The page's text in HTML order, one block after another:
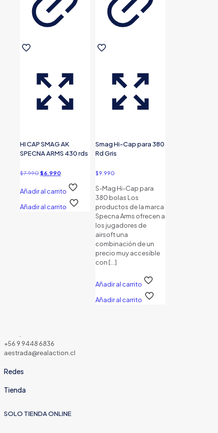
HI CAP SMAG AK
SPECNA ARMS 430 rds
$7.990 El
original
$7.990.
$6.990El
actual
$6.990.
Añadir al carrito
Añadir al carrito
Smag Hi-Cap para 380
Rd Gris
$9.990
S-Mag Hi-Cap para
380 bolas Los
productos de la marca
Specna Arms ofrecen a
los jugadores de
airsoft una
combinación de un
precio muy accesible
con […]
Añadir al carrito
Añadir al carrito
+56 9 9448 6836
aestrada@realaction.cl
Redes
Tienda
SOLO TIENDA ONLINE